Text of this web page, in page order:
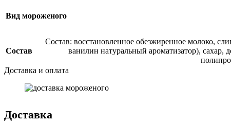
Вид мороженого
Состав
Состав: восстановленное обезжиренное молоко,
ванилин натуральный ароматизатор),
Доставка и оплата
Доставка